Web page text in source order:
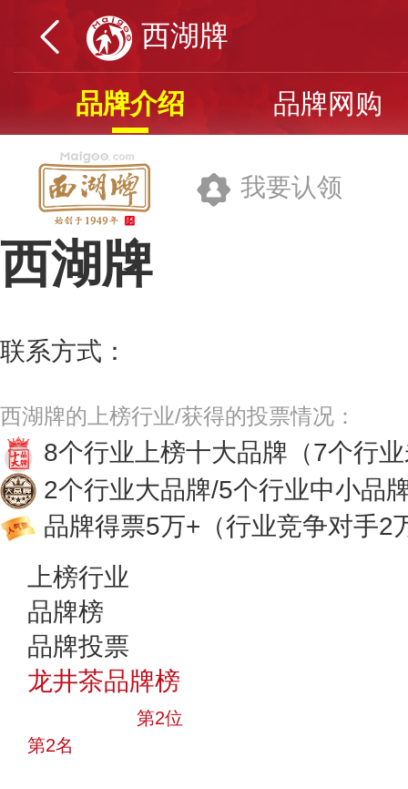
西湖牌
品牌介绍 品牌网购
我要认领
西湖牌
联系方式：
西湖牌的上榜行业/获得的投票情况：
8个行业上榜十大品牌 （7个行
2个行业大品牌/5个行业中小品
品牌得票5万+ （行业竞争对手2
上榜行业
品牌榜
品牌投票
龙井茶品牌榜
第2位
第2名